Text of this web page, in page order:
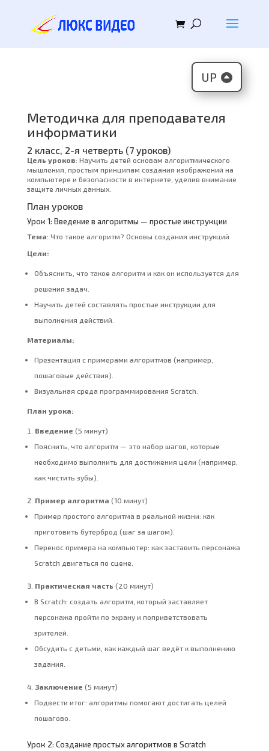
UP
Методичка для преподавателя
информатики
2 класс, 2-я четверть (7 уроков)
Цель уроков: Научить детей основам алгоритмического
мышления, простым принципам создания изображений на
компьютере и безопасности в интернете, уделив внимание
защите личных данных.
План уроков
Урок 1: Введение в алгоритмы — простые инструкции
Тема: Что такое алгоритм? Основы создания инструкций
Цели:
Объяснить, что такое алгоритм и как он используется для
решения задач.
Научить детей составлять простые инструкции для
выполнения действий.
Материалы:
Презентация с примерами алгоритмов (например,
пошаговые действия).
Визуальная среда программирования Scratch.
План урока:
Введение (5 минут)
Пояснить, что алгоритм — это набор шагов, которые
необходимо выполнить для достижения цели (например,
как чистить зубы).
Пример алгоритма (10 минут)
Пример простого алгоритма в реальной жизни: как
приготовить бутерброд (шаг за шагом).
Перенос примера на компьютер: как заставить персонажа
Scratch двигаться по сцене.
Практическая часть (20 минут)
В Scratch: создать алгоритм, который заставляет
персонажа пройти по экрану и поприветствовать
зрителей.
Обсудить с детьми, как каждый шаг ведёт к выполнению
задания.
Заключение (5 минут)
Подвести итог: алгоритмы помогают достигать целей
пошагово.
Урок 2: Создание простых алгоритмов в Scratch